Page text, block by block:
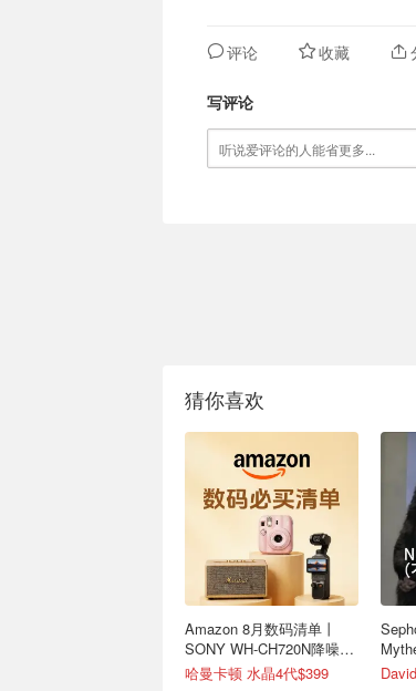
评论 收藏
写评论
猜你喜欢
Amazon 8月数码清单丨
SONY WH-CH720N降噪耳
机$147
哈曼卡顿 水晶4代$399
买拉